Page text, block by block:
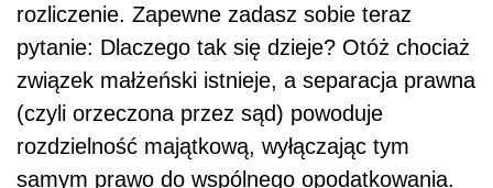
rozliczenie. Zapewne zadasz sobie teraz
pytanie: Dlaczego tak się dzieje? Otóż chociaż
związek małżeński istnieje, a separacja prawna
(czyli orzeczona przez sąd) powoduje
rozdzielność majątkową, wyłączając tym
samym prawo do wspólnego opodatkowania.